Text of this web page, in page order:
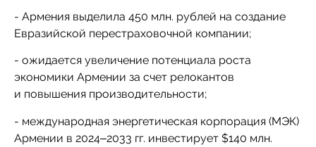
- Армения выделила 450 млн. рублей на создание
Евразийской перестраховочной компании;
- ожидается увеличение потенциала роста
экономики Армении за счет релокантов
и повышения производительности;
- международная энергетическая корпорация (МЭК)
Армении в 2024‒2033 гг. инвестирует $140 млн.